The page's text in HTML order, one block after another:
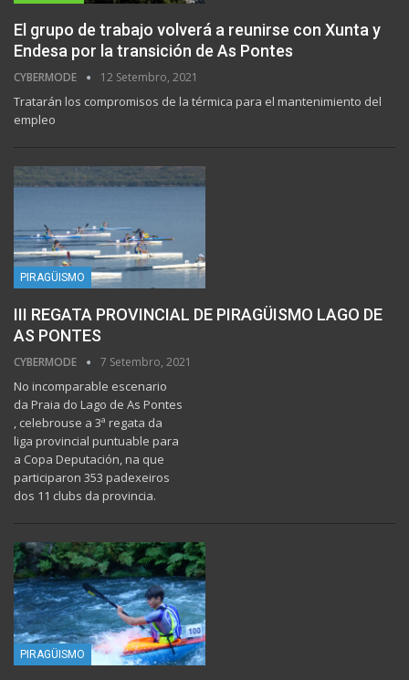
El grupo de trabajo volverá a reunirse con Xunta y
Endesa por la transición de As Pontes
CYBERMODE 12 Setembro, 2021
Tratarán los compromisos de la térmica para el mantenimiento del
empleo
PIRAGÜISMO
III REGATA PROVINCIAL DE PIRAGÜISMO LAGO DE
AS PONTES
CYBERMODE 7 Setembro, 2021
No incomparable escenario
da Praia do Lago de As Pontes
, celebrouse a 3ª regata da
liga provincial puntuable para
a Copa Deputación, na que
participaron 353 padexeiros
dos 11 clubs da provincia.
PIRAGÜISMO